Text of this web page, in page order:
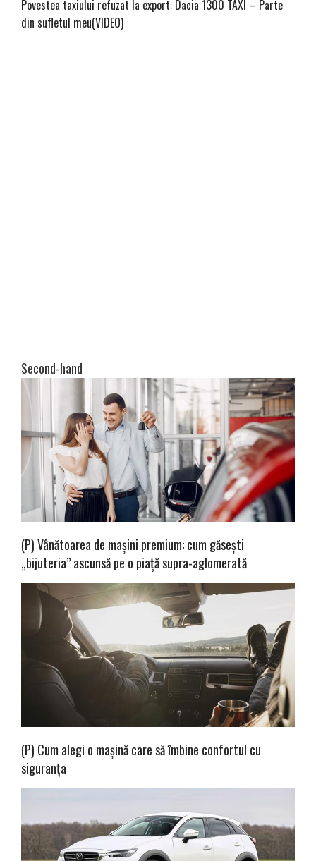
Povestea taxiului refuzat la export: Dacia 1300 TAXI – Parte
din sufletul meu(VIDEO)
Second-hand
(P) Vânătoarea de mașini premium: cum găsești
„bijuteria” ascunsă pe o piață supra-aglomerată
(P) Cum alegi o mașină care să îmbine confortul cu
siguranța